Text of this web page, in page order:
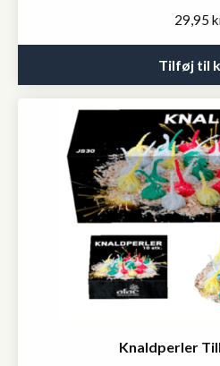
29,95
Tilføj til
Knaldperler